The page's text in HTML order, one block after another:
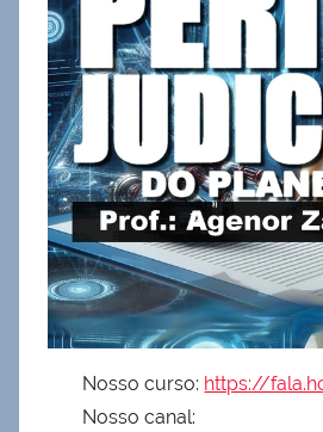
Nosso curso: https://
Nosso canal: